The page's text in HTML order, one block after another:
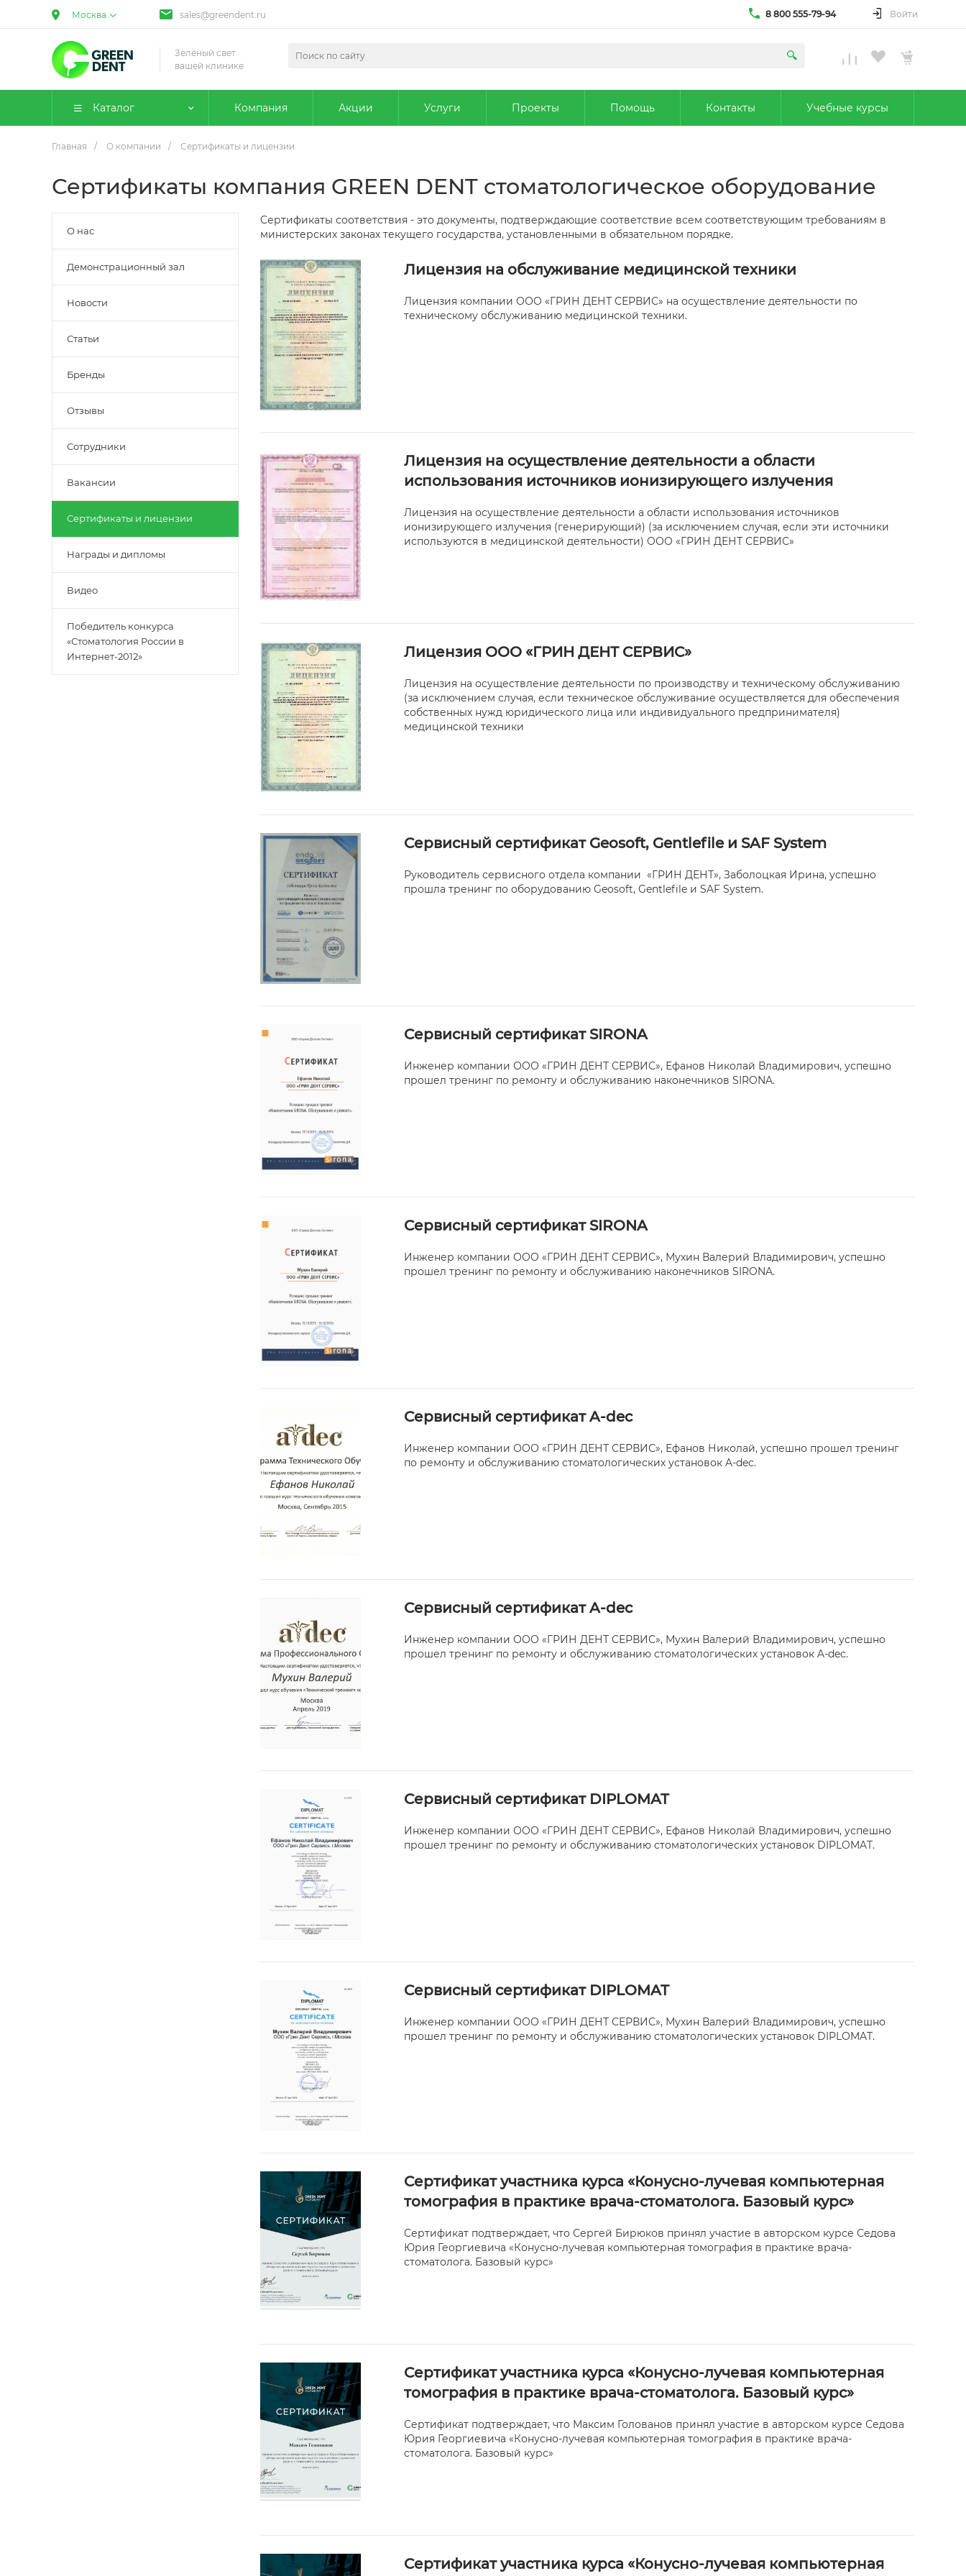
Москва sales@greendent.ru 8 800 555-79-94 Войти
Зелёный свет
вашей клинике
Каталог Компания Акции Услуги Проекты Помощь Контакты Учебные курсы
Главная / О компании / Сертификаты и лицензии
Сертификаты компания GREEN DENT стоматологическое оборудование
О нас
Демонстрационный зал
Новости
Статьи
Бренды
Отзывы
Сотрудники
Вакансии
Сертификаты и лицензии
Награды и дипломы
Видео
Победитель конкурса
«Стоматология России в
Интернет-2012»
Сертификаты соответствия - это документы, подтверждающие соответствие всем соответствующим требованиям в
министерских законах текущего государства, установленными в обязательном порядке.
Лицензия на обслуживание медицинской техники
Лицензия компании ООО «ГРИН ДЕНТ СЕРВИС» на осуществление деятельности по
техническому обслуживанию медицинской техники.
Лицензия на осуществление деятельности а области
использования источников ионизирующего излучения
Лицензия на осуществление деятельности а области использования источников
ионизирующего излучения (генерирующий) (за исключением случая, если эти источники
используются в медицинской деятельности) ООО «ГРИН ДЕНТ СЕРВИС»
Лицензия ООО «ГРИН ДЕНТ СЕРВИС»
Лицензия на осуществление деятельности по производству и техническому обслуживанию
(за исключением случая, если техническое обслуживание осуществляется для обеспечения
собственных нужд юридического лица или индивидуального предпринимателя)
медицинской техники
Сервисный сертификат Geosoft, Gentlefile и SAF System
Руководитель сервисного отдела компании «ГРИН ДЕНТ», Заболоцкая Ирина, успешно
прошла тренинг по оборудованию Geosoft, Gentlefile и SAF System.
Сервисный сертификат SIRONA
Инженер компании ООО «ГРИН ДЕНТ СЕРВИС», Ефанов Николай Владимирович, успешно
прошел тренинг по ремонту и обслуживанию наконечников SIRONA.
Сервисный сертификат SIRONA
Инженер компании ООО «ГРИН ДЕНТ СЕРВИС», Мухин Валерий Владимирович, успешно
прошел тренинг по ремонту и обслуживанию наконечников SIRONA.
Сервисный сертификат A-dec
Инженер компании ООО «ГРИН ДЕНТ СЕРВИС», Ефанов Николай, успешно прошел тренинг
по ремонту и обслуживанию стоматологических установок A-dec.
Сервисный сертификат A-dec
Инженер компании ООО «ГРИН ДЕНТ СЕРВИС», Мухин Валерий Владимирович, успешно
прошел тренинг по ремонту и обслуживанию стоматологических установок A-dec.
Сервисный сертификат DIPLOMAT
Инженер компании ООО «ГРИН ДЕНТ СЕРВИС», Ефанов Николай Владимирович, успешно
прошел тренинг по ремонту и обслуживанию стоматологических установок DIPLOMAT.
Сервисный сертификат DIPLOMAT
Инженер компании ООО «ГРИН ДЕНТ СЕРВИС», Мухин Валерий Владимирович, успешно
прошел тренинг по ремонту и обслуживанию стоматологических установок DIPLOMAT.
Сертификат участника курса «Конусно-лучевая компьютерная
томография в практике врача-стоматолога. Базовый курс»
Сертификат подтверждает, что Сергей Бирюков принял участие в авторском курсе Седова
Юрия Георгиевича «Конусно-лучевая компьютерная томография в практике врача-
стоматолога. Базовый курс»
Сертификат участника курса «Конусно-лучевая компьютерная
томография в практике врача-стоматолога. Базовый курс»
Сертификат подтверждает, что Максим Голованов принял участие в авторском курсе Седова
Юрия Георгиевича «Конусно-лучевая компьютерная томография в практике врача-
стоматолога. Базовый курс»
Сертификат участника курса «Конусно-лучевая компьютерная